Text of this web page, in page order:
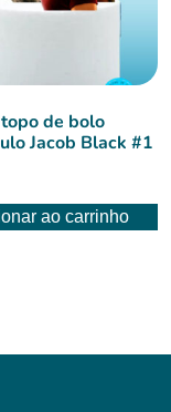
de bolo
Jacob Black #1
ao carrinho